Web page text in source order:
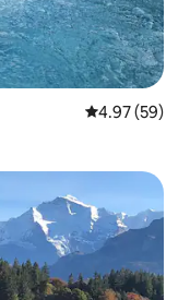
平均评分
4.97 (59)